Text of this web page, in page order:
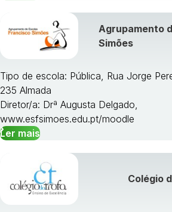
Agrupamento
Simões
Tipo de escola: Pública, Rua Jorge
235 Almada
Diretor/a: Drª Augusta Delgado,
www.esfsimoes.edu.pt/moodle
Ler mais
Colégio